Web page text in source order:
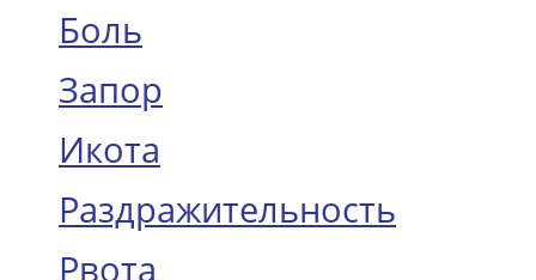
Боль
Запор
Икота
Раздражительность
Рвота